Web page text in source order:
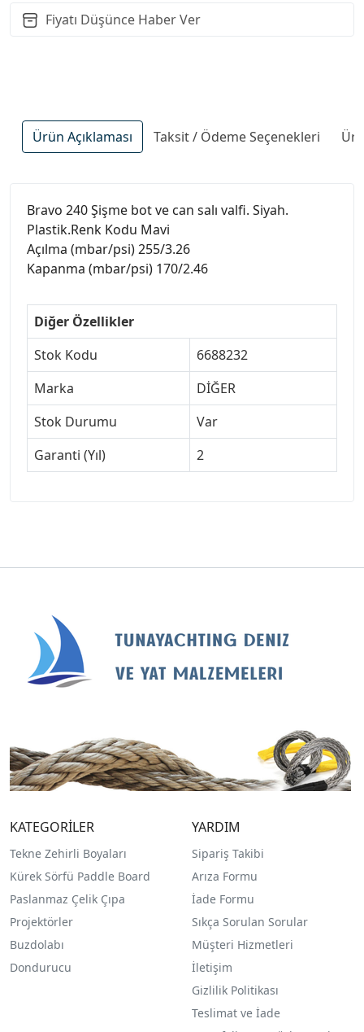
Fiyatı Düşünce Haber Ver
Ürün Açıklaması Taksit / Ödeme Seçenekleri
Bravo 240 Şişme bot ve can salı valfi. Siyah.
Plastik.Renk Kodu Mavi
Açılma (mbar/psi) 255/3.26
Kapanma (mbar/psi) 170/2.46
Diğer Özellikler
Stok Kodu
6688232
Marka
DİĞER
Stok Durumu
Var
Garanti (Yıl)
2
KATEGORİLER
Tekne Zehirli Boyaları
Kürek Sörfü Paddle Board
Paslanmaz Çelik Çıpa
Projektörler
Buzdolabı
Dondurucu
YARDIM
Sipariş Takibi
Arıza Formu
İade Formu
Sıkça Sorulan Sorular
Müşteri Hizmetleri
İletişim
Gizlilik Politikası
Teslimat ve İade